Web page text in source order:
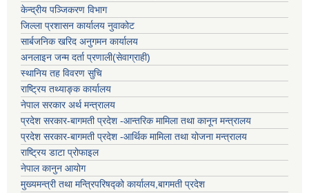
केन्द्रीय पञ्जिकरण विभाग
जिल्ला प्रशासन कार्यालय नुवाकोट
सार्बजनिक खरिद अनुगमन कार्यालय
अनलाइन जन्म दर्ता प्रणाली(सेवाग्राही)
स्थानिय तह विवरण सुचि
राष्ट्रिय तथ्याङ्क कार्यालय
नेपाल सरकार अर्थ मन्त्रालय
प्रदेश सरकार-बागमती प्रदेश -आन्तरिक मामिला तथा कानून मन्त्रालय
प्रदेश सरकार-बागमती प्रदेश -आर्थिक मामिला तथा योजना मन्त्रालय
राष्ट्रिय डाटा प्रोफाइल
नेपाल कानुन आयोग
मुख्यमन्त्री तथा मन्त्रिपरिषद्को कार्यालय,बागमती प्रदेश